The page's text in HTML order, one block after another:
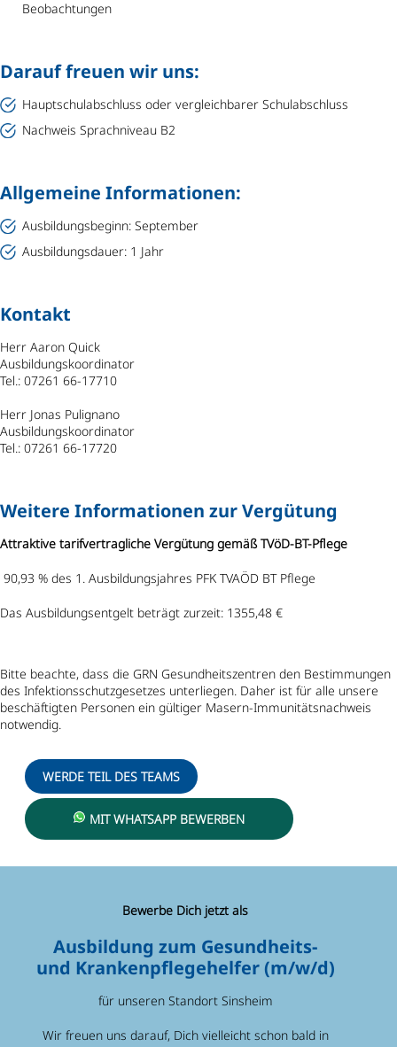
Beobachtungen
Darauf freuen wir uns:
Hauptschulabschluss oder vergleichbarer Schulabschluss
Nachweis Sprachniveau B2
Allgemeine Informationen:
Ausbildungsbeginn: September
Ausbildungsdauer: 1 Jahr
Kontakt
Herr Aaron Quick
Ausbildungskoordinator
Tel.: 07261 66-17710
Herr Jonas Pulignano
Ausbildungskoordinator
Tel.: 07261 66-17720
Weitere Informationen zur Vergütung
Attraktive tarifvertragliche Vergütung gemäß TVöD-BT-Pflege
90,93 % des 1. Ausbildungsjahres PFK TVAÖD BT Pflege
Das Ausbildungsentgelt beträgt zurzeit: 1355,48 €
Bitte beachte, dass die GRN Gesundheitszentren den Bestimmungen
des Infektionsschutzgesetzes unterliegen. Daher ist für alle unsere
beschäftigten Personen ein gültiger Masern-Immunitätsnachweis
notwendig.
WERDE TEIL DES TEAMS
MIT WHATSAPP BEWERBEN
Bewerbe Dich jetzt als
Ausbildung zum Gesundheits-
und Krankenpflegehelfer (m/w/d)
für unseren Standort Sinsheim
Wir freuen uns darauf, Dich vielleicht schon bald in